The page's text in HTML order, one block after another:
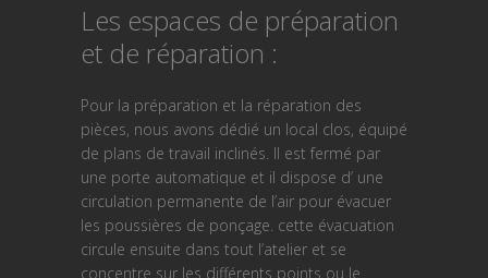
Les espaces de préparation
et de réparation :
Pour la préparation et la réparation des
pièces, nous avons dédié un local clos, équipé
de plans de travail inclinés. Il est fermé par
une porte automatique et il dispose d’ une
circulation permanente de l’air pour évacuer
les poussières de ponçage. cette évacuation
circule ensuite dans tout l’atelier et se
concentre sur les différents points ou le